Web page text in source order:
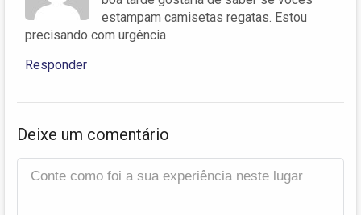
estampam camisetas regatas. Estou
precisando com urgência
Responder
Deixe um comentário